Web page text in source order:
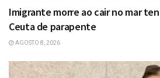
Imigrante morre ao cair no mar
Ceuta de parapente
AGOSTO 8, 2026